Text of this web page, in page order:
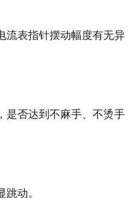
表指针摆动幅度有无异
否达到不麻手、不烫手
动。